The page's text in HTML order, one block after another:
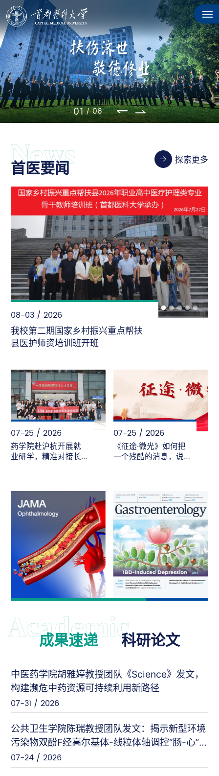
02 / 06
首医要闻 探索更多
08-03 / 2026
我校第二期国家乡村振兴重点帮扶
县医护师资培训班开班
07-25 / 2026
药学院赴沪杭开展就
业研学，精准对接长
07-25 / 2026
《征途·微光》如何把
一个残酷的消息，说
成果速递 科研论文
中医药学院胡雅婷教授团队《Science》发文，
构建濒危中药资源可持续利用新路径
07-31 / 2026
公共卫生学院陈瑞教授团队发文：揭示新型环境
污染物双酚F经高尔基体-线粒体轴调控“肠-心”
对话的新机制
07-24 / 2026
曲显俊等（基础医学院） PNAS
07-28 / 2026
07-17 / 2026
王刚等（安定医院） Cell Host & Microbe